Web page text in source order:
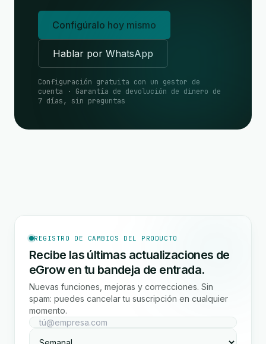
Configúralo hoy mismo
Hablar por WhatsApp
Configuración gratuita con un gestor de
cuenta · Garantía de devolución de dinero de
7 días, sin preguntas
REGISTRO DE CAMBIOS DEL PRODUCTO
Recibe las últimas actualizaciones de
eGrow en tu bandeja de entrada.
Nuevas funciones, mejoras y correcciones. Sin
spam: puedes cancelar tu suscripción en cualquier
momento.